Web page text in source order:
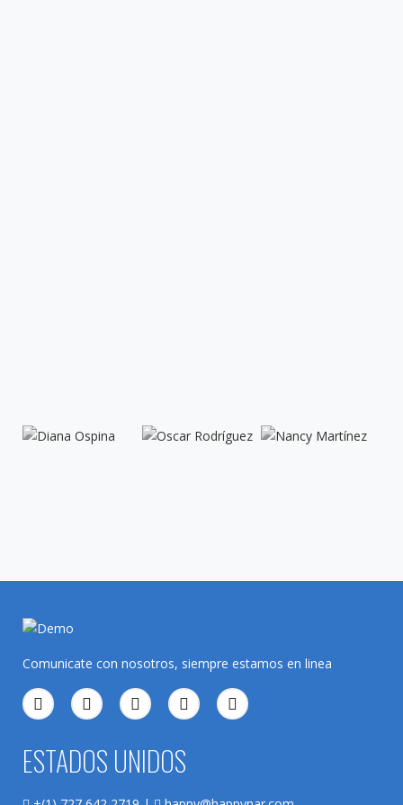
Comunicate con nosotros, siempre estamos en linea
ESTADOS UNIDOS